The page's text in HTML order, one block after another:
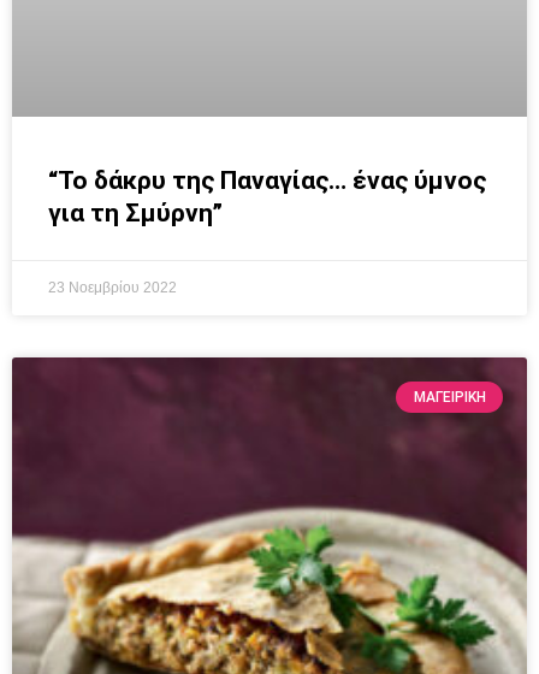
“Το δάκρυ της Παναγίας… ένας ύμνος
για τη Σμύρνη”
23 Νοεμβρίου 2022
ΜΑΓΕΙΡΙΚΗ